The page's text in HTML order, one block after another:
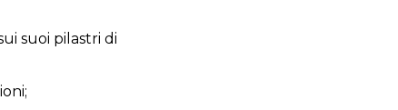
suoi pilastri di